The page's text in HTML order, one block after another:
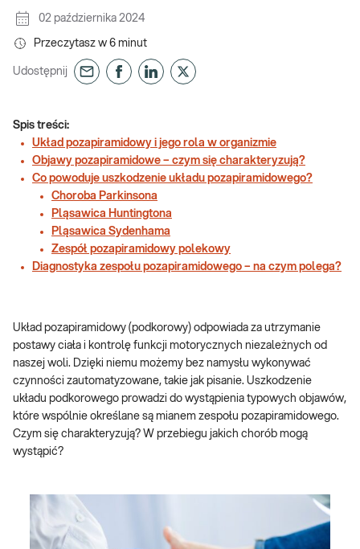
02 października 2024
Przeczytasz w 6 minut
Udostępnij
Spis treści:
Układ pozapiramidowy i jego rola w organizmie
Objawy pozapiramidowe – czym się charakteryzują?
Co powoduje uszkodzenie układu pozapiramidowego?
Choroba Parkinsona
Pląsawica Huntingtona
Pląsawica Sydenhama
Zespół pozapiramidowy polekowy
Diagnostyka zespołu pozapiramidowego – na czym polega?
Układ pozapiramidowy (podkorowy) odpowiada za utrzymanie
postawy ciała i kontrolę funkcji motorycznych niezależnych od
naszej woli. Dzięki niemu możemy bez namysłu wykonywać
czynności zautomatyzowane, takie jak pisanie. Uszkodzenie
układu podkorowego prowadzi do wystąpienia typowych objawów,
które wspólnie określane są mianem zespołu pozapiramidowego.
Czym się charakteryzują? W przebiegu jakich chorób mogą
wystąpić?